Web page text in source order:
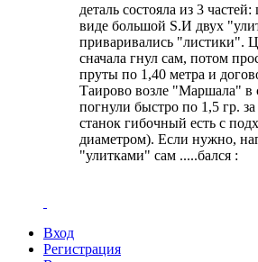
деталь состояла из 3 частей:
виде большой S.И двух
приваривались "листики".
сначала гнул сам, потом
пруты по 1,40 метра и
Таирово возле "Маршала" в
погнули быстро по 1,5 гр.
станок гибочный есть с
диаметром). Если нужно,
"улитками" сам .....бался :
Вход
Регистрация